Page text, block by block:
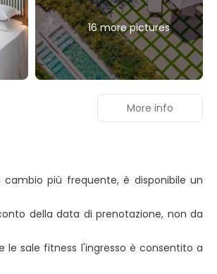
16 more pictures
le sale fitness l'ingresso è consentito a
della data di prenotazione, non da
più frequente, è disponibile un
More info